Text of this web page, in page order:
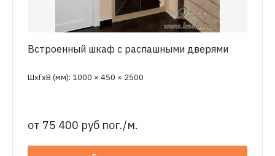
Встроенный шкаф с распашными дверями
ШхГхВ (мм): 1000 × 450 × 2500
от 75 400 руб пог./м.